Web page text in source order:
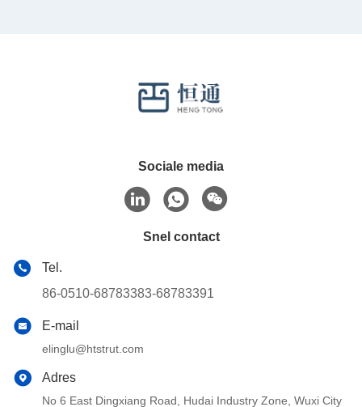
Sociale media
Snel contact
Tel.
86-0510-68783383-68783391
E-mail
elinglu@htstrut.com
Adres
No 6 East Dingxiang Road, Hudai Industry Zone, Wuxi City